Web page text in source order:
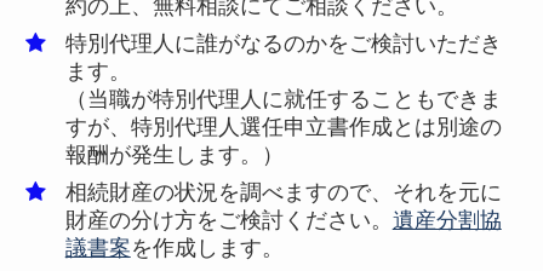
約の上、無料相談にてご相談ください。
特別代理人に誰がなるのかをご検討いただき
ます。
（当職が特別代理人に就任することもできま
すが、特別代理人選任申立書作成とは別途の
報酬が発生します。）
相続財産の状況を調べますので、それを元に
財産の分け方をご検討ください。 遺産分割協
議書案を作成します。